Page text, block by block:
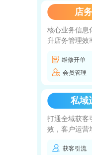
店
核心业务信息
升店务管理效
维修开单
会员管理
私域
打通全域获客
效，客户运营
获客引流